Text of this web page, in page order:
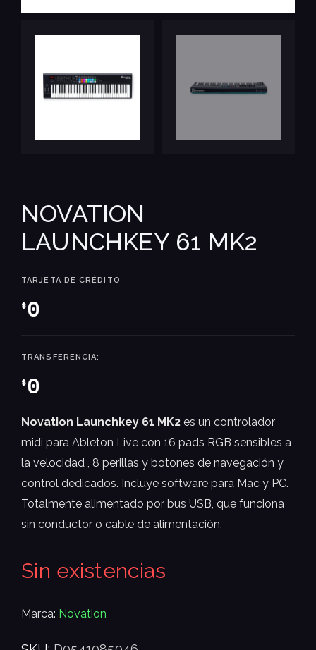
NOVATION
LAUNCHKEY 61 MK2
$0
TARJETA DE CRÉDITO
$0
TRANSFERENCIA:
Novation Launchkey 61 MK2 es un controlador
midi para Ableton Live con 16 pads RGB sensibles a
la velocidad , 8 perillas y botones de navegación y
control dedicados. Incluye software para Mac y PC.
Totalmente alimentado por bus USB, que funciona
sin conductor o cable de alimentación.
Sin existencias
Marca: Novation